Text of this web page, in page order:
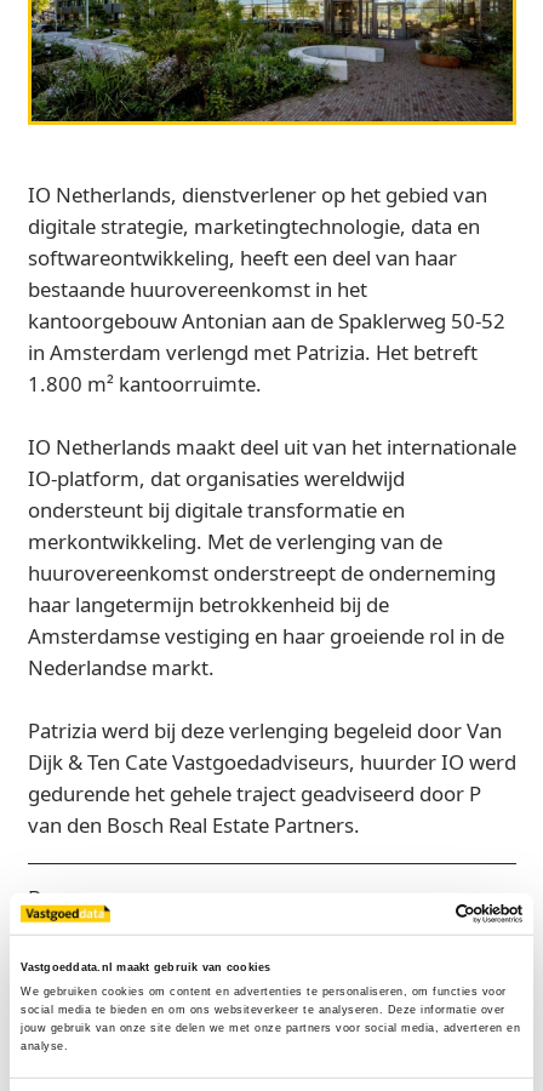
Vastgoeddata.nl maakt gebruik van cookies
We gebruiken cookies om content en advertenties te personaliseren, om functies voor
social media te bieden en om ons websiteverkeer te analyseren. Deze informatie over
jouw gebruik van onze site delen we met onze partners voor social media, adverteren en
analyse.
IO Netherlands, dienstverlener op het gebied van
digitale strategie, marketingtechnologie, data en
softwareontwikkeling, heeft een deel van haar
bestaande huurovereenkomst in het
kantoorgebouw Antonian aan de Spaklerweg 50-52
in Amsterdam verlengd met Patrizia. Het betreft
1.800 m² kantoorruimte.
IO Netherlands maakt deel uit van het internationale
IO-platform, dat organisaties wereldwijd
ondersteunt bij digitale transformatie en
merkontwikkeling. Met de verlenging van de
huurovereenkomst onderstreept de onderneming
haar langetermijn betrokkenheid bij de
Amsterdamse vestiging en haar groeiende rol in de
Nederlandse markt.
Patrizia werd bij deze verlenging begeleid door Van
Dijk & Ten Cate Vastgoedadviseurs, huurder IO werd
gedurende het gehele traject geadviseerd door P
van den Bosch Real Estate Partners.
Bron
P van den Bosch Bedrijfsmakelaars
Exclusief voor licentiehouders
Zie direct welke partijen en panden betrokken zijn bij dit nieuws.